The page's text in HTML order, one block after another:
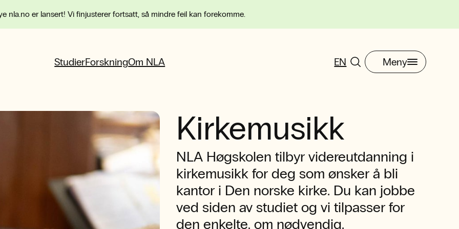
nla.no er lansert! Vi finjusterer fortsatt, så mindre feil kan forekomme.
StudierForskningOm NLA EN Meny
Kirkemusikk
NLA Høgskolen tilbyr videreutdanning i
kirkemusikk for deg som ønsker å bli
kantor i Den norske kirke. Du kan jobbe
ved siden av studiet og vi tilpasser for
den enkelte, om nødvendig.